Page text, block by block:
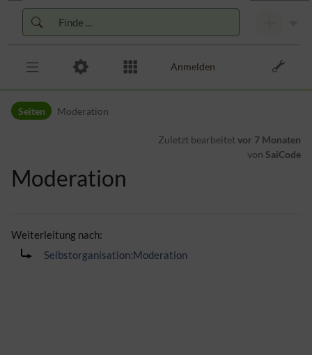
Zur Kopfleiste
Zur Hauptnavigation
Zu den Seitenwerkzeugen
Anmelden
Seiten Moderation
Zuletzt bearbeitetvor 7 Monaten
von SaiCode
Moderation
Weiterleitung nach:
Selbstorganisation:Moderation